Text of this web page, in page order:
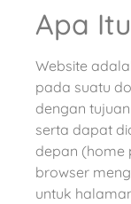
Apa
Website
pada suatu
dengan
serta dapat
depan (home
browser
untuk